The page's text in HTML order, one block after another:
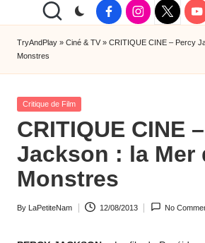
y
A
n
d
P
la
y.
FacebookInstagram
X
|
Twitter
TryAndPlay » Ciné & TV » CRITIQUE CINE – Percy
Monstres
Posted
Critique de Film
CRITIQUE CINE
Jackson : la Mer
Monstres
Posted
By LaPetiteNam 12/08/2013 No